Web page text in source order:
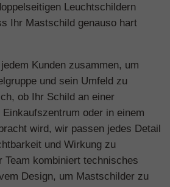
Leuchtschildern
Ihr Mastschild genauso hart
Kunden zusammen, um
und sein Umfeld zu
ob Ihr Schild an einer
oder in einem
wird, wir passen jedes Detail
und Wirkung zu
Team kombiniert technisches
Design, um Mastschilder zu